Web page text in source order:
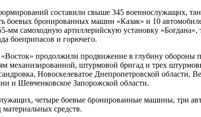
составили свыше 345 военнослужащих,
боевых бронированных машин «Казак» и 10
мм самоходную артиллерийскую установку «Богдана»,
боеприпасов и горючего.
продолжили продвижение в глубину обороны
механизированной, штурмовой бригад и трех
Новоскелеватое Днепропетровской области,
и Шевченковское Запорожской области.
четыре боевые бронированные машины, три
средств.